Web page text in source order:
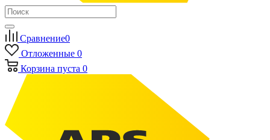
Сравнение0
Отложенные 0
Корзина пуста 0